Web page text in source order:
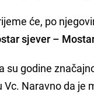
će, po
sjever –
su godine
Vc. Naravno da je